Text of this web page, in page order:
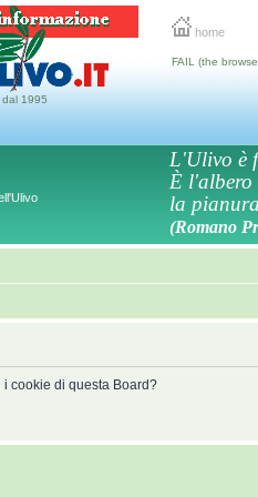
home
1995
FAIL (the
L'Ulivo è
È l'albero
la
(Romano
cookie di questa Board?